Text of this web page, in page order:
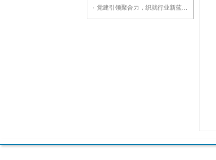
· 党建引领聚合力，织就行业新蓝图！佛山市纺织工程学会第九届第二次理事会圆满召开